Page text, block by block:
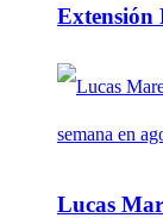
Extensión
Lucas